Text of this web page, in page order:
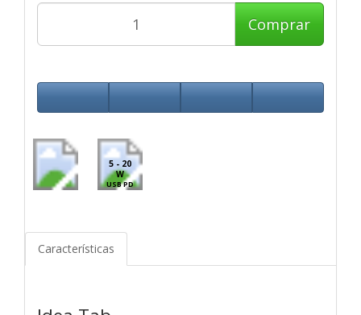
Comprar
5 - 20
W
USB PD
Características